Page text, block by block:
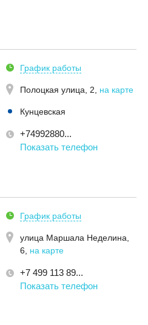
График работы
Полоцкая улица, 2 на карте
Кунцевская
+74992880...
Показать телефон
График работы
улица Маршала Неделина,
6
на карте
+7 499 113 89...
Показать телефон